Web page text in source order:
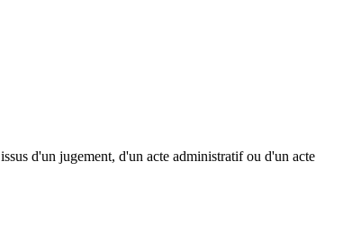
d'un jugement, d'un acte administratif ou d'un acte